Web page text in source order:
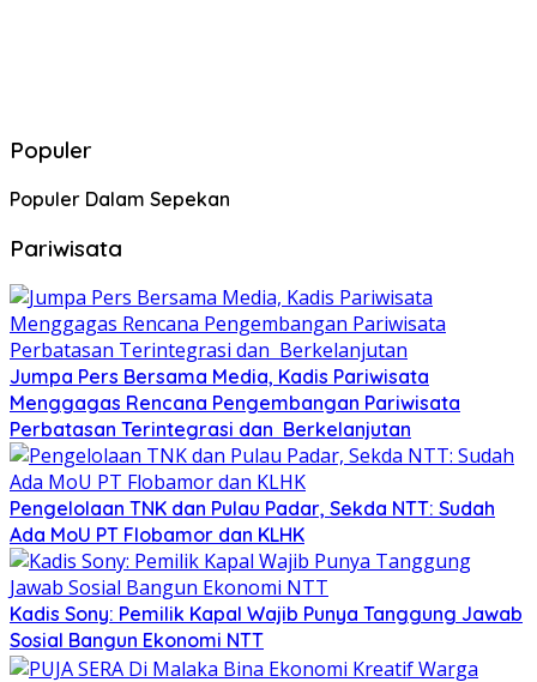
Populer
Populer Dalam Sepekan
Pariwisata
Jumpa Pers Bersama Media, Kadis Pariwisata
Menggagas Rencana Pengembangan Pariwisata
Perbatasan Terintegrasi dan Berkelanjutan
Pengelolaan TNK dan Pulau Padar, Sekda NTT: Sudah
Ada MoU PT Flobamor dan KLHK
Kadis Sony: Pemilik Kapal Wajib Punya Tanggung Jawab
Sosial Bangun Ekonomi NTT